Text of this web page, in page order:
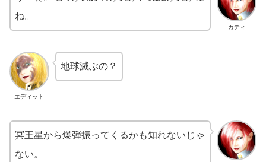
カティ
ね。
エディット
地球滅ぶの？
冥王星から爆弾振ってくるかも知れないじゃ
ない。